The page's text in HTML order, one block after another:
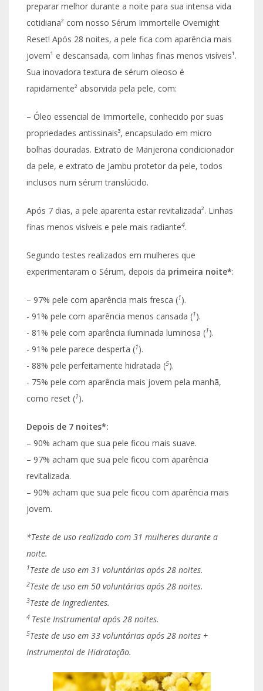
preparar melhor durante a noite para sua intensa vida
cotidiana² com nosso Sérum Immortelle Overnight
Reset! Após 28 noites, a pele fica com aparência mais
jovem¹ e descansada, com linhas finas menos visíveis¹.
Sua inovadora textura de sérum oleoso é
rapidamente² absorvida pela pele, com:
– Óleo essencial de Immortelle, conhecido por suas
propriedades antissinais³, encapsulado em micro
bolhas douradas. Extrato de Manjerona condicionador
da pele, e extrato de Jambu protetor da pele, todos
inclusos num sérum translúcido.
Após 7 dias, a pele aparenta estar revitalizada². Linhas
finas menos visíveis e pele mais radiante4.
Segundo testes realizados em mulheres que
experimentaram o Sérum, depois da primeira noite*:
– 97% pele com aparência mais fresca (1).
​- 91% pele com aparência menos cansada (1).
​- 81% pele com aparência iluminada luminosa (1).
​- 91% pele parece desperta (1).
​- 88% pele perfeitamente hidratada (5).
​- 75% pele com aparência mais jovem pela manhã,
como reset (1).
Depois de 7 noites*:
– 90% acham que sua pele ficou mais suave.
– 97% acham que sua pele ficou com aparência
revitalizada.
– 90% acham que sua pele ficou com aparência mais
jovem.
*Teste de uso realizado com 31 mulheres durante a
noite.
1Teste de uso em 31 voluntárias após 28 noites.
2Teste de uso em 50 voluntárias após 28 noites.
3Teste de Ingredientes.
4 Teste Instrumental após 28 noites.
5Teste de uso em 33 voluntárias após 28 noites +
Instrumental de Hidratação.